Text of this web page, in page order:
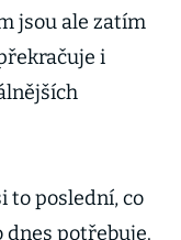
jsou ale zatím
i
to poslední, co
dnes potřebuje.